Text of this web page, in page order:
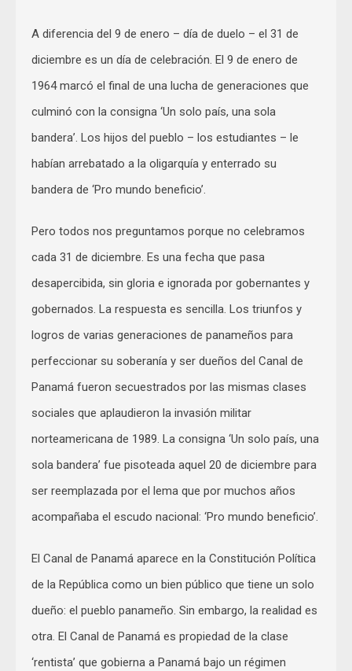
A diferencia del 9 de enero – día de duelo – el 31 de
diciembre es un día de celebración. El 9 de enero de
1964 marcó el final de una lucha de generaciones que
culminó con la consigna ‘Un solo país, una sola
bandera’. Los hijos del pueblo – los estudiantes – le
habían arrebatado a la oligarquía y enterrado su
bandera de ‘Pro mundo beneficio’.
Pero todos nos preguntamos porque no celebramos
cada 31 de diciembre. Es una fecha que pasa
desapercibida, sin gloria e ignorada por gobernantes y
gobernados. La respuesta es sencilla. Los triunfos y
logros de varias generaciones de panameños para
perfeccionar su soberanía y ser dueños del Canal de
Panamá fueron secuestrados por las mismas clases
sociales que aplaudieron la invasión militar
norteamericana de 1989. La consigna ‘Un solo país, una
sola bandera’ fue pisoteada aquel 20 de diciembre para
ser reemplazada por el lema que por muchos años
acompañaba el escudo nacional: ‘Pro mundo beneficio’.
El Canal de Panamá aparece en la Constitución Política
de la República como un bien público que tiene un solo
dueño: el pueblo panameño. Sin embargo, la realidad es
otra. El Canal de Panamá es propiedad de la clase
‘rentista’ que gobierna a Panamá bajo un régimen